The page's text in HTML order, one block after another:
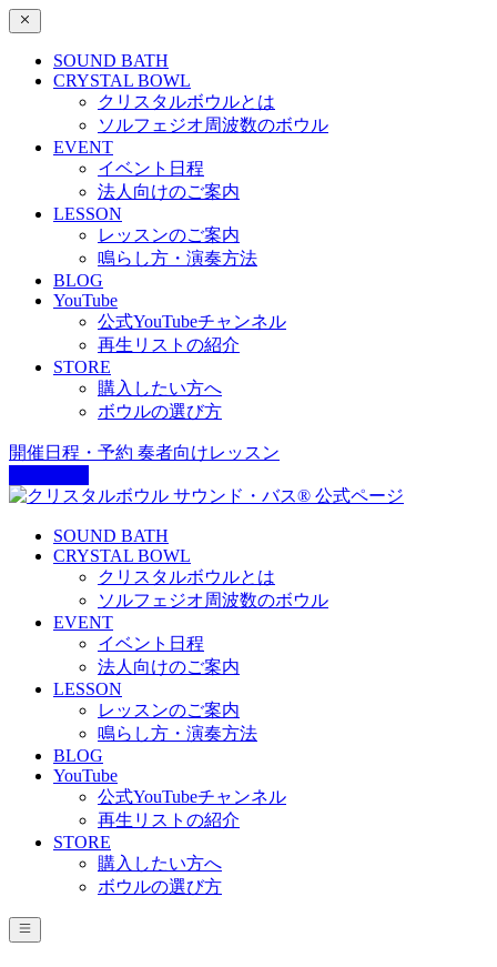
SOUND BATH
CRYSTAL BOWL
クリスタルボウルとは
ソルフェジオ周波数のボウル
EVENT
イベント日程
法人向けのご案内
LESSON
レッスンのご案内
鳴らし方・演奏方法
BLOG
YouTube
公式YouTubeチャンネル
再生リストの紹介
STORE
購入したい方へ
ボウルの選び方
開催日程・予約 奏者向けレッスン
SOUND BATH
CRYSTAL BOWL
クリスタルボウルとは
ソルフェジオ周波数のボウル
EVENT
イベント日程
法人向けのご案内
LESSON
レッスンのご案内
鳴らし方・演奏方法
BLOG
YouTube
公式YouTubeチャンネル
再生リストの紹介
STORE
購入したい方へ
ボウルの選び方